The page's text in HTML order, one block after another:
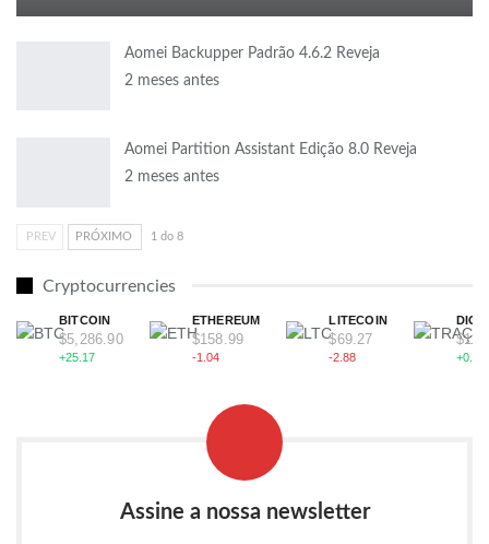
Aomei Backupper Padrão 4.6.2 Reveja
2 meses antes
Aomei Partition Assistant Edição 8.0 Reveja
2 meses antes
PREV PRÓXIMO 1 do 8
Cryptocurrencies
BITCOIN
$5,286.90
+25.17
ETHEREUM
$158.99
-1.04
LITECOIN
$69.27
-2.88 +0.92
Assine a nossa newsletter